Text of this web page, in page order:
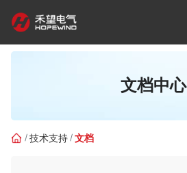
文档中心
技术支持 文档